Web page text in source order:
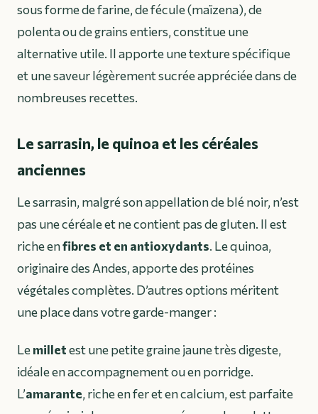
sous forme de farine, de fécule (maïzena), de
polenta ou de grains entiers, constitue une
alternative utile. Il apporte une texture spécifique
et une saveur légèrement sucrée appréciée dans de
nombreuses recettes.
Le sarrasin, le quinoa et les céréales
anciennes
Le sarrasin, malgré son appellation de blé noir, n’est
pas une céréale et ne contient pas de gluten. Il est
riche enfibres et en antioxydants. Le quinoa,
originaire des Andes, apporte des protéines
végétales complètes. D’autres options méritent
une place dans votre garde-manger :
Lemilletest une petite graine jaune très digeste,
idéale en accompagnement ou en porridge.
L’amarante, riche en fer et en calcium, est parfaite